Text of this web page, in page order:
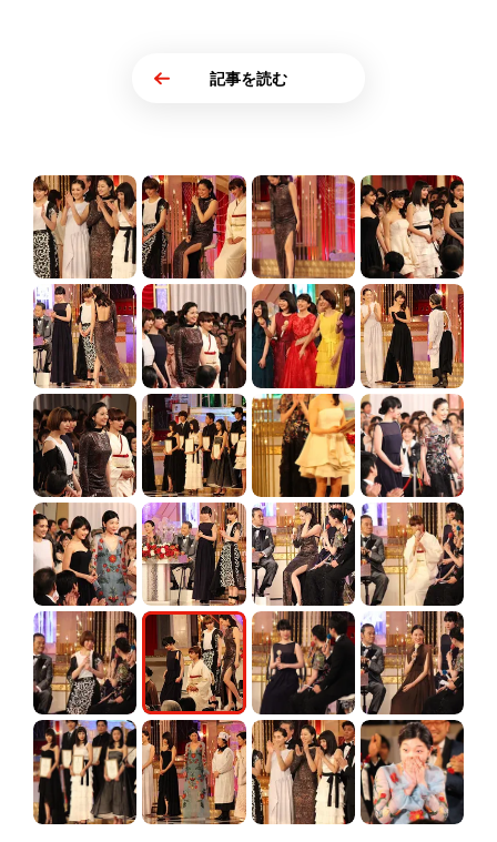
記事を読む